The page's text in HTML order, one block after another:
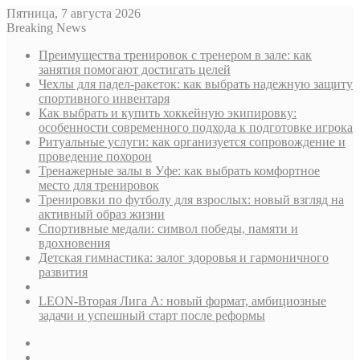
Пятница, 7 августа 2026
Breaking News
Преимущества тренировок с тренером в зале: как
занятия помогают достигать целей
Чехлы для падел-ракеток: как выбрать надежную защиту
спортивного инвентаря
Как выбрать и купить хоккейную экипировку:
особенности современного подхода к подготовке игрока
Ритуальные услуги: как организуется сопровождение и
проведение похорон
Тренажерные залы в Уфе: как выбрать комфортное
место для тренировок
Тренировки по футболу для взрослых: новый взгляд на
активный образ жизни
Спортивные медали: символ победы, памяти и
вдохновения
Детская гимнастика: залог здоровья и гармоничного
развития
LEON-Вторая Лига А: новый формат, амбициозные
задачи и успешный старт после реформы